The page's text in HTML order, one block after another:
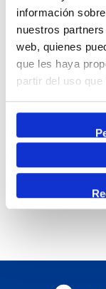
información
nuestros
web, quienes
que les haya
partir del uso